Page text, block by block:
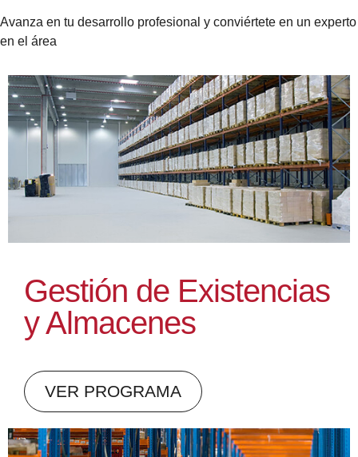
Avanza en tu desarrollo profesional y conviértete en un experto
en el área
Gestión de Existencias
y Almacenes
VER PROGRAMA